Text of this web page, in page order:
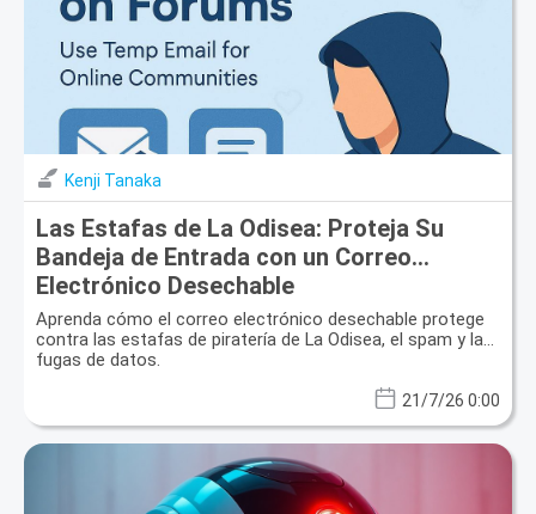
Kenji Tanaka
Las Estafas de La Odisea: Proteja Su
Bandeja de Entrada con un Correo
Electrónico Desechable
Aprenda cómo el correo electrónico desechable protege
contra las estafas de piratería de La Odisea, el spam y las
fugas de datos.
21/7/26 0:00